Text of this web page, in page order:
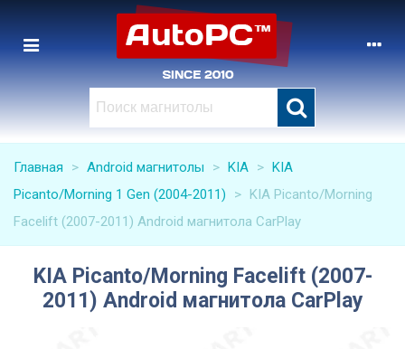
Главная > Android магнитолы > KIA > KIA
Picanto/Morning 1 Gen (2004-2011)
> KIA Picanto/Morning
Facelift (2007-2011) Android магнитола CarPlay
KIA Picanto/Morning Facelift (2007-
2011) Android магнитола CarPlay